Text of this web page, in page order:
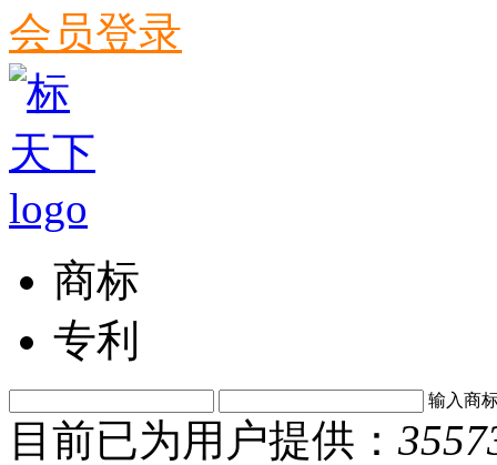
会员登录
商标
专利
输入商
目前已为用户提供：